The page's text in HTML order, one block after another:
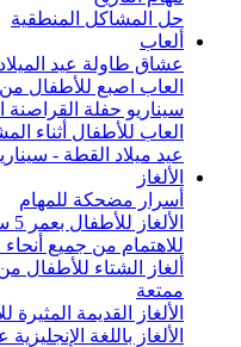
حل المشاكل المنطقية
ألعاب
عشاق طاولة عيد الميلاد
العاب اصبع للأطفال
سيناريو حفلة القراصنة
العاب للأطفال أثناء
عيد ميلاد القطة -
الألغاز
أسرار مضحكة للمهام
للاهتمام من جميع أنحاء
ممتعة
الألغاز القديمة المثيرة
الألغاز باللغة